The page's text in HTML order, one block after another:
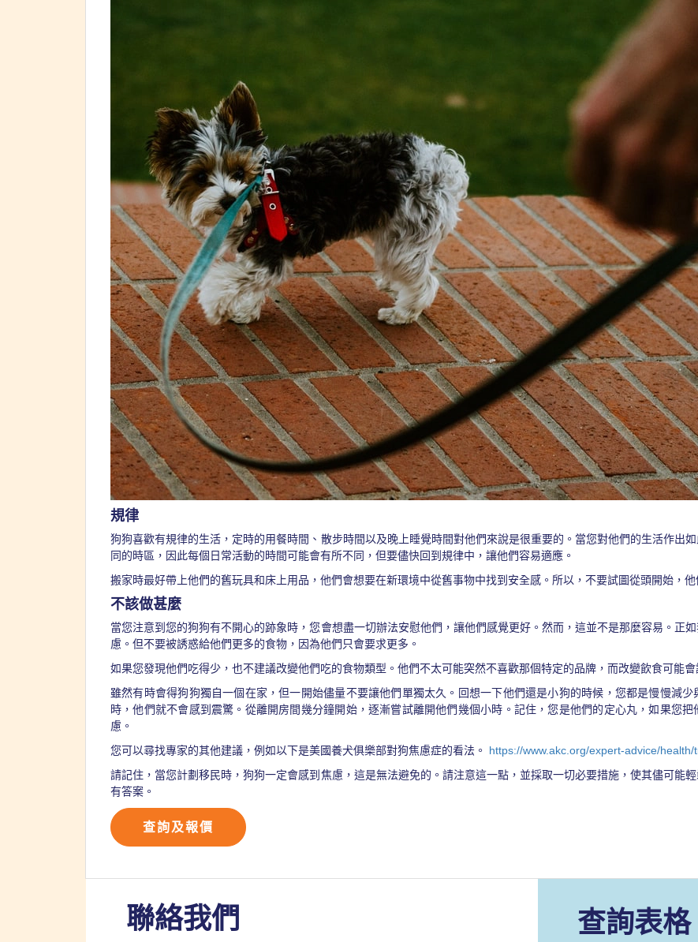
規律
狗狗喜歡有規律的生活，定時的用餐時間、散步時間以及晚上睡覺時間對他們來說是很重要的。當您對他們的生活作出
同的時區，因此每個日常活動的時間可能會有所不同，但要儘快回到規律中，讓他們容易適應。
搬家時最好帶上他們的舊玩具和床上用品，他們會想要在新環境中從舊事物中找到安全感。所以，不要試圖從頭開始，他
不該做甚麼
當您注意到您的狗狗有不開心的跡象時，您會想盡一切辦法安慰他們，讓他們感覺更好。然而，這並不是那麼容易。正
慮。但不要被誘惑給他們更多的食物，因為他們只會要求更多。
如果您發現他們吃得少，也不建議改變他們吃的食物類型。他們不太可能突然不喜歡那個特定的品牌，而改變飲食可能會
雖然有時會得狗狗獨自一個在家，但一開始儘量不要讓他們單獨太久。回想一下他們還是小狗的時候，您都是慢慢減
時，他們就不會感到震驚。從離開房間幾分鐘開始，逐漸嘗試離開他們幾個小時。記住，您是他們的定心丸，如果您
慮。
您可以尋找專家的其他建議，例如以下是美國養犬俱樂部對狗焦慮症的看法。 https://www.akc.org/expert-advice/
請記住，當您計劃移民時，狗狗一定會感到焦慮，這是無法避免的。請注意這一點，並採取一切必要措施，使其儘可能
有答案。
查詢及報價
聯絡我們 查詢表格